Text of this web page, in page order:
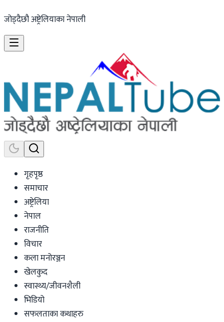
जोड्दैछौ अष्ट्रेलियाका नेपाली
गृहपृष्ठ
समाचार
अष्ट्रेलिया
नेपाल
राजनीति
विचार
कला मनोरञ्जन
खेलकुद
स्वास्थ्य/जीवनशैली
भिडियो
सफलताका कथाहरु